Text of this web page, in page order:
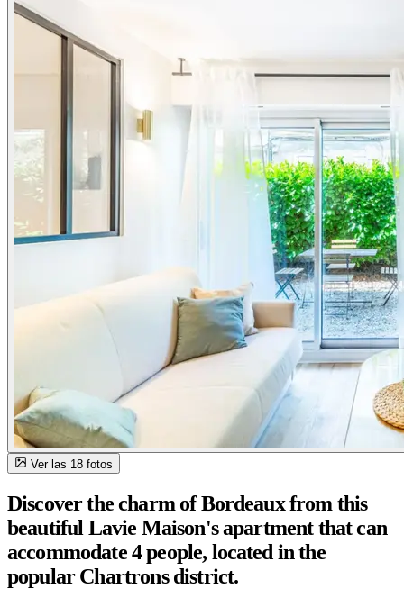
Ver las 18 fotos
Discover the charm of Bordeaux from this
beautiful Lavie Maison's apartment that can
accommodate 4 people, located in the
popular Chartrons district.